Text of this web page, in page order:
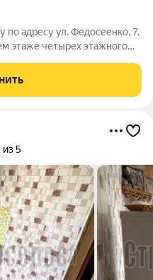
адресу ул. Федосеенко, 7.
этаже четырех этажного
17 кв.м, кухня 6 кв.м.
из 5